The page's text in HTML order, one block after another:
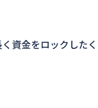
資金をロックしたく